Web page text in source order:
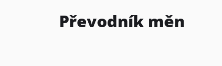
Převodník měn